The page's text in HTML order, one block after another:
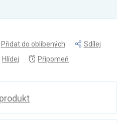
Přidat do oblíbených
Sdílej
Hlídej Připomeň